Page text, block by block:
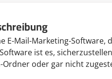
E-Mail-Marketing-
ist es,
Ordner oder gar nicht